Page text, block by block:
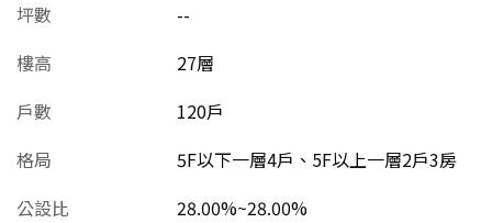
坪數
--
樓高
27層
戶數
120戶
格局
5F以下一層4戶、5F以上一層2戶3房
公設比
28.00%~28.00%